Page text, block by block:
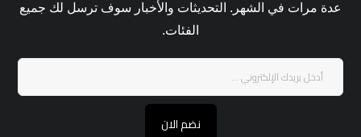
عدة مرات في الشهر. التحديثات والأخبار سوف ترسل لك جميع
الفئات.
نضم الان